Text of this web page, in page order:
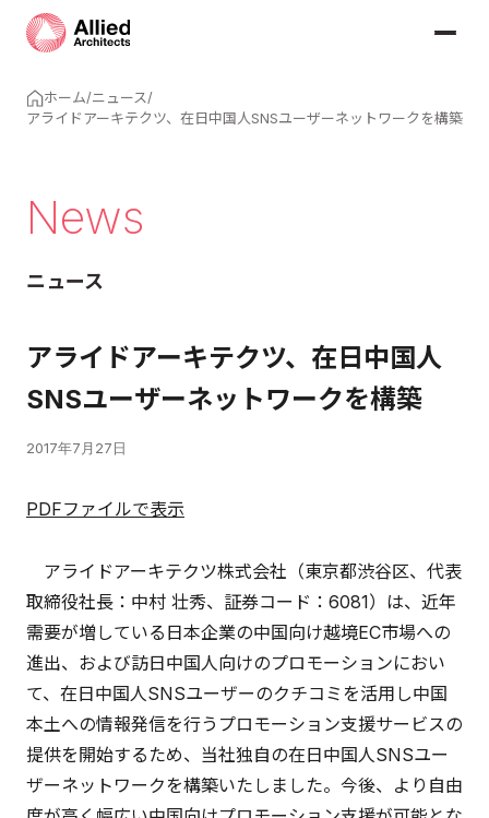
ホーム/ニュース/
アライドアーキテクツ、在日中国人SNSユーザーネットワークを構築
News
ニュース
アライドアーキテクツ、在日中国人
SNSユーザーネットワークを構築
2017年7月27日
PDFファイルで表示
アライドアーキテクツ株式会社（東京都渋谷区、代表
取締役社長：中村 壮秀、証券コード：6081）は、近年
需要が増している日本企業の中国向け越境EC市場への
進出、および訪日中国人向けのプロモーションにおい
て、在日中国人SNSユーザーのクチコミを活用し中国
本土への情報発信を行うプロモーション支援サービスの
提供を開始するため、当社独自の在日中国人SNSユー
ザーネットワークを構築いたしました。今後、より自由